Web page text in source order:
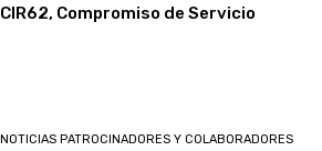
CIR62, Compromiso de Servicio
NOTICIAS PATROCINADORES Y COLABORADORES